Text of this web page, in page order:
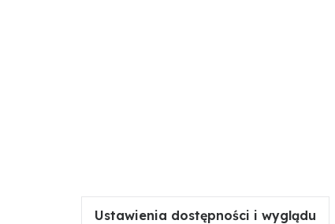
Ustawienia dostępności i wyglądu